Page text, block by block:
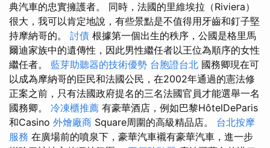
典汽車的忠實擁護者。 同時，法國的里維埃拉（Riviera）
很大，我可以肯定地說，有些景點是不值得用牙齒和釘子堅
持摩納哥的。 討債 根據第一個出生的秩序，公國是格里馬
爾迪家族中的遺傳性，因此男性繼任者以王位為順序的女性
繼任者。 藍芽助聽器的技術優勢 台胞證台北 國務卿現在可
以成為摩納哥的臣民和法國公民，在2002年通過的憲法修
正案之前，只有法國政府提名的三名法國官員才能選舉一名
國務卿。 冷凍櫃推薦 有豪華酒店，例如巴黎HôtelDeParis
和Casino 外燴廠商 Square周圍的高級精品店。 台北按摩
服務 在廣場前的噴泉下，豪華汽車襯有豪華汽車，進一步